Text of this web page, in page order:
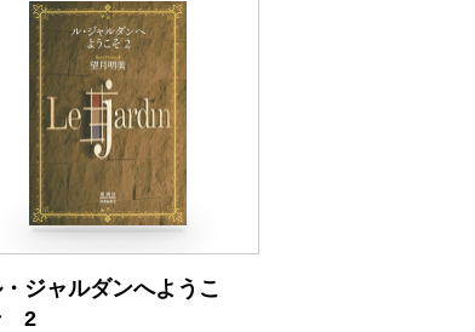
ジャルダンへようこ
2